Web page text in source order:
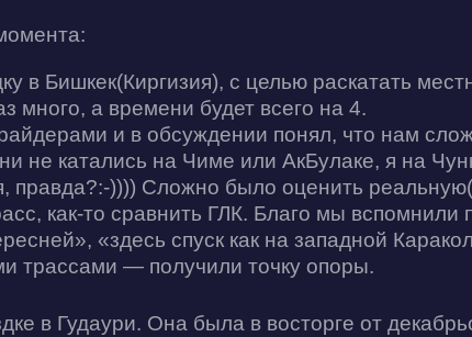
в Бишкек(Киргизия), с целью раскатать
много, а времени будет всего на 4.
и в обсуждении понял, что нам
не катались на Чиме или АкБулаке, я на
правда?:-)))) Сложно было оценить
как-то сравнить ГЛК. Благо мы вспомнили
«здесь спуск как на западной
трассами — получили точку опоры.
в Гудаури. Она была в восторге от